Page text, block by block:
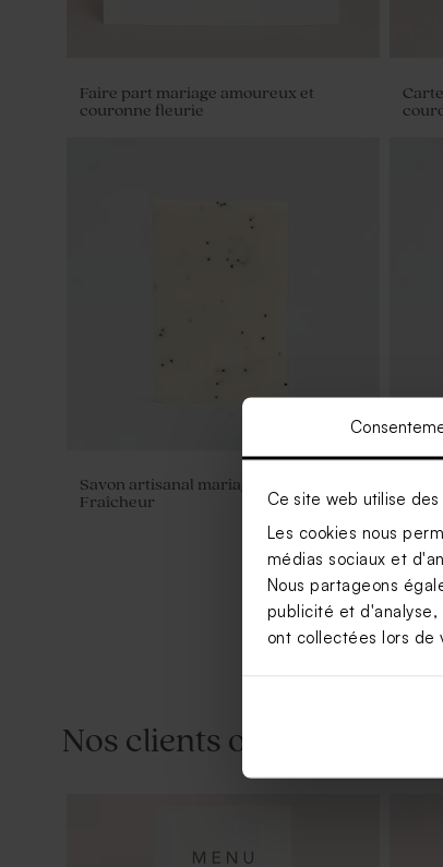
Ce site web utilise des
Les cookies nous
médias sociaux et
Nous partageons
publicité et d'analyse,
ont collectées lors de
Faire part mariage amoureux et
couronne fleurie
Savon artisanal mariage senteur
Fraîcheur
Nos clients ont aussi aimé...